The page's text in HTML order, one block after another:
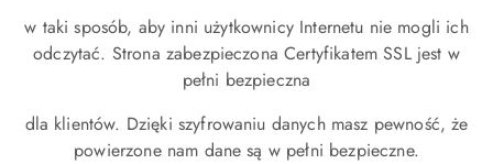
w taki sposób, aby inni użytkownicy Internetu nie mogli ich
odczytać. Strona zabezpieczona Certyfikatem SSL jest w
pełni bezpieczna
dla klientów. Dzięki szyfrowaniu danych masz pewność, że
powierzone nam dane są w pełni bezpieczne.